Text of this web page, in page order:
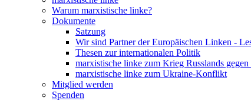
Warum marxistische linke?
Dokumente
Satzung
Wir sind Partner der Europäischen Linken -
Thesen zur internationalen Politik
marxistische linke zum Krieg Russlands
marxistische linke zum Ukraine-Konflikt
Mitglied werden
Spenden